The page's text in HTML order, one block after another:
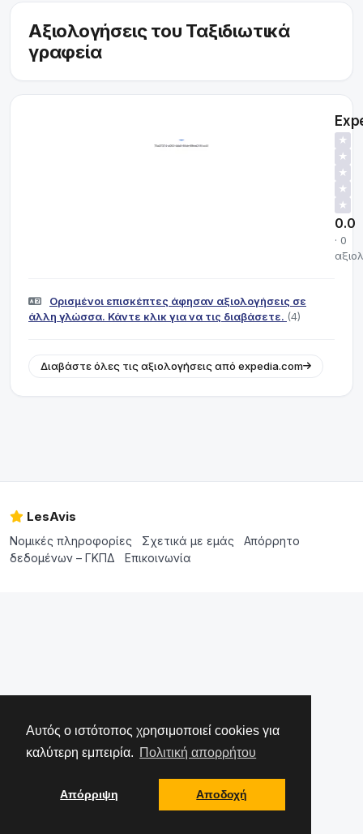
Αυτός ο ιστότοπος χρησιμοποιεί cookies για
καλύτερη εμπειρία. Πολιτική απορρήτου
Απόρριψη Αποδοχή
Αξιολογήσεις του Ταξιδιωτικά
γραφεία
★
★
★
★
★
0.0
· 0
Ορισμένοι επισκέπτες άφησαν αξιολογήσεις σε
άλλη γλώσσα. Κάντε κλικ για να τις διαβάσετε. (4)
Διαβάστε όλες τις αξιολογήσεις από expedia.com
LesAvis
Νομικές πληροφορίες Σχετικά με εμάς
Απόρρητο
δεδομένων – ΓΚΠΔ
Επικοινωνία